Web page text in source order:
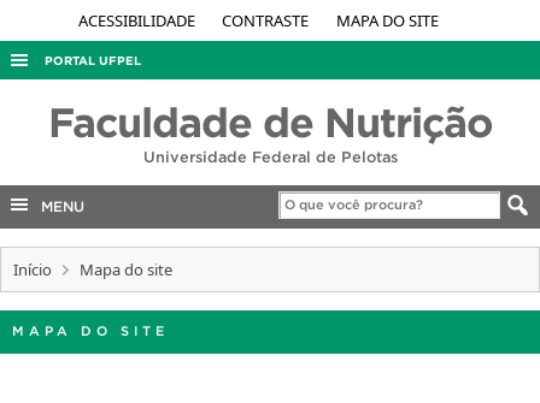
ACESSIBILIDADE CONTRASTE MAPA DO SITE
PORTAL UFPEL
AUDITORIA
COBALTO
EDITAIS
Faculdade de Nutrição
Universidade Federal de Pelotas
MENU
Início Mapa do site
MAPA DO SITE